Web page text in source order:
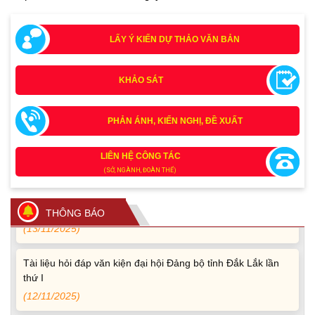
LẤY Ý KIẾN DỰ THẢO VĂN BẢN
KHẢO SÁT
PHẢN ÁNH, KIẾN NGHỊ, ĐỀ XUẤT
LIÊN HỆ CÔNG TÁC
(SỞ, NGÀNH, ĐOÀN THỂ)
THÔNG BÁO
Tích cực tham gia góp ý, tuyên truyền dự thảo Bộ luật Hình
sự (sửa đổi) và Luật Tổ chức cơ quan điều tra (sửa đổi)
Quy định xử phạt vi phạm vi định giao thông đường bộ
theo Nghị định 168
(13/11/2025)
thứ I